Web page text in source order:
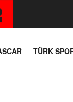
TÜRK